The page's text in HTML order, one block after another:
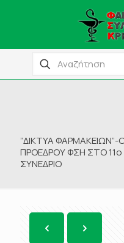
”ΔΙΚΤΥΑ
ΠΡΟΕΔΡΟΥ ΦΣΗ ΣΤΟ
ΣΥΝΕΔΡΙΟ